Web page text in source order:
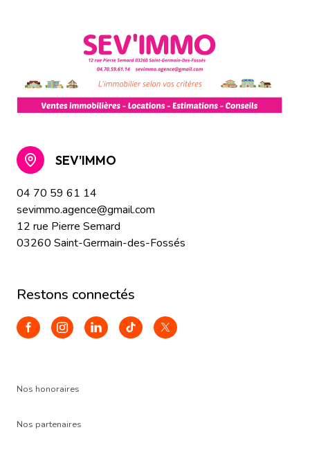
SEV'IMMO
04 70 59 61 14
sevimmo.agence@gmail.com
12 rue Pierre Semard
03260 Saint-Germain-des-Fossés
restons connectés
Nos honoraires
Nos partenaires